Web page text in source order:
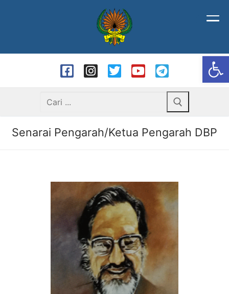
Senarai Pengarah/Ketua Pengarah DBP